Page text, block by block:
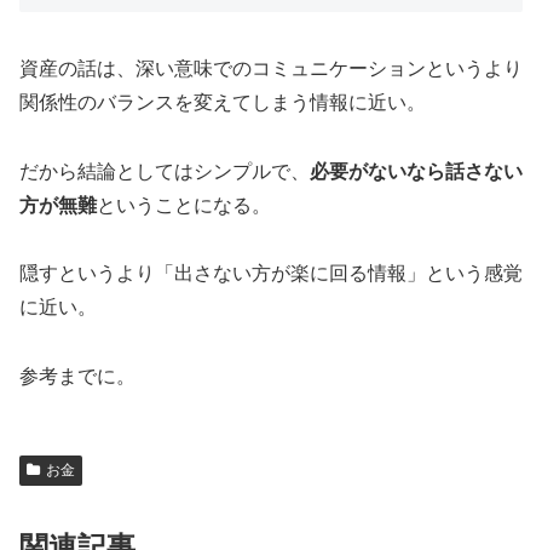
資産の話は、深い意味でのコミュニケーションというより
関係性のバランスを変えてしまう情報に近い。
だから結論としてはシンプルで、 必要がないなら話さない
方が無難ということになる。
隠すというより「出さない方が楽に回る情報」という感覚
に近い。
参考までに。
お金